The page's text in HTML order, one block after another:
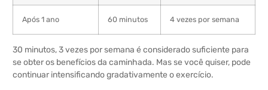
Após 1 ano 60 minutos 4 vezes por semana
30 minutos, 3 vezes por semana é considerado suficiente para
se obter os benefícios da caminhada. Mas se você quiser, pode
continuar intensificando gradativamente o exercício.